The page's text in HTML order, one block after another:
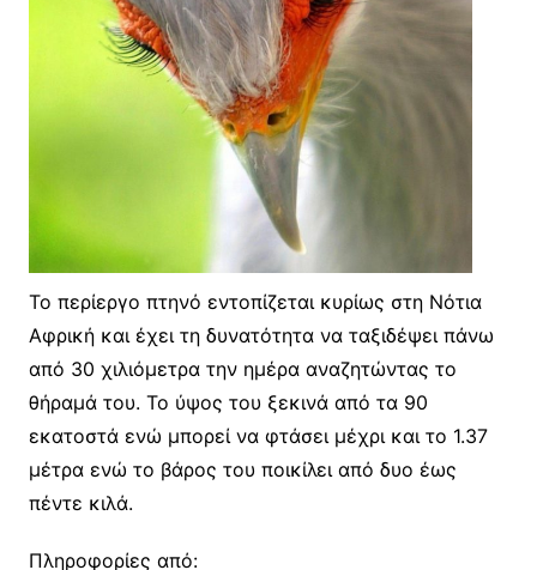
Το περίεργο πτηνό εντοπίζεται κυρίως στη Νότια
Αφρική και έχει τη δυνατότητα να ταξιδέψει πάνω
από 30 χιλιόμετρα την ημέρα αναζητώντας το
θήραμά του. Το ύψος του ξεκινά από τα 90
εκατοστά ενώ μπορεί να φτάσει μέχρι και το 1.37
μέτρα ενώ το βάρος του ποικίλει από δυο έως
πέντε κιλά.
Πληροφορίες από: